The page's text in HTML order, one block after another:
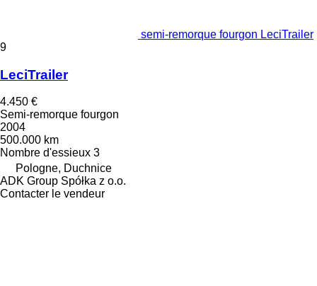
semi-remorque fourgon LeciTrailer
9
LeciTrailer
4.450 €
Semi-remorque fourgon
2004
500.000 km
Nombre d'essieux 3
Pologne, Duchnice
ADK Group Spółka z o.o.
Contacter le vendeur